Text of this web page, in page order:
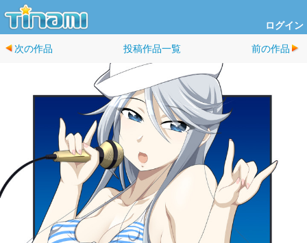
ログイン
次の作品 投稿作品一覧 前の作品